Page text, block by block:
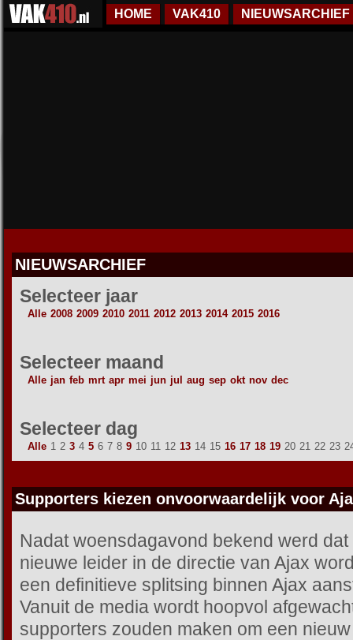
HOME VAK410 NIEUWSARCHIEF
NIEUWSARCHIEF
Selecteer jaar
Alle 2008 2009 2010 2011 2012 2013 2014 2015 2016
Selecteer maand
Alle jan feb mrt apr mei jun jul aug sep okt nov dec
Selecteer dag
Alle 1 2 3 4 5 6 7 8 9 10 11 12 13 14 15 16 17 18 19 20 21 22 23
Supporters kiezen onvoorwaardelijk voor
Nadat woensdagavond bekend werd
nieuwe leider in de directie van Ajax
een definitieve splitsing binnen Ajax
Vanuit de media wordt hoopvol
supporters zouden maken om een